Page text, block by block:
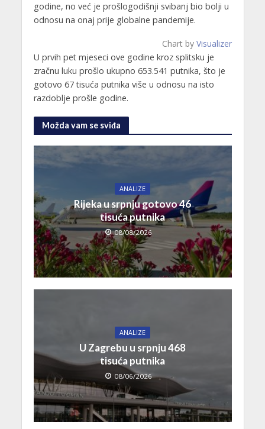
godine, no već je prošlogodišnji svibanj bio bolji u
odnosu na onaj prije globalne pandemije.
Chart by Visualizer
U prvih pet mjeseci ove godine kroz splitsku je
zračnu luku prošlo ukupno 653.541 putnika, što je
gotovo 67 tisuća putnika više u odnosu na isto
razdoblje prošle godine.
Možda vam se sviđa
ANALIZE
Rijeka u srpnju gotovo 46
tisuća putnika
08/08/2026
ANALIZE
U Zagrebu u srpnju 468
tisuća putnika
08/06/2026